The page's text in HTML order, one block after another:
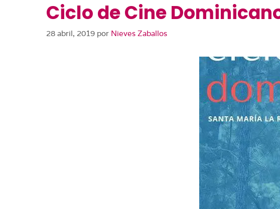
Ciclo de Cine
28 abril, 2019 por Nieves Zaballos